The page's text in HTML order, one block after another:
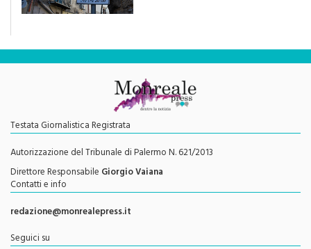
Testata Giornalistica Registrata
Autorizzazione del Tribunale di Palermo N. 621/2013
Direttore Responsabile Giorgio Vaiana
Contatti e info
redazione@monrealepress.it
Seguici su